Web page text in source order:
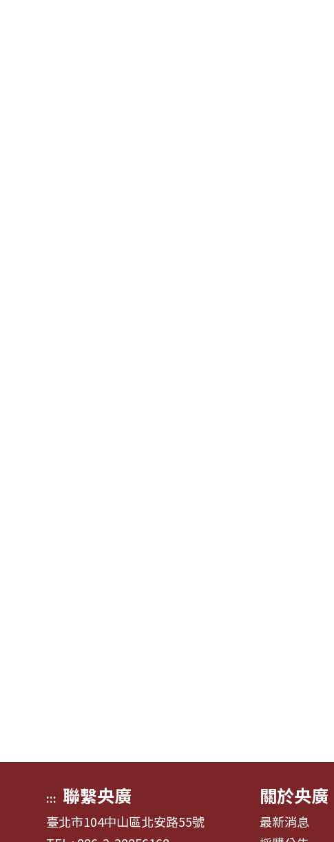
::: 聯繫央廣
臺北市104中山區北安路55號
關於央廣
最新消息